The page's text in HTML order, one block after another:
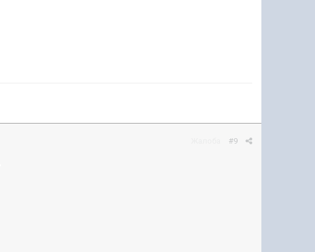
#9